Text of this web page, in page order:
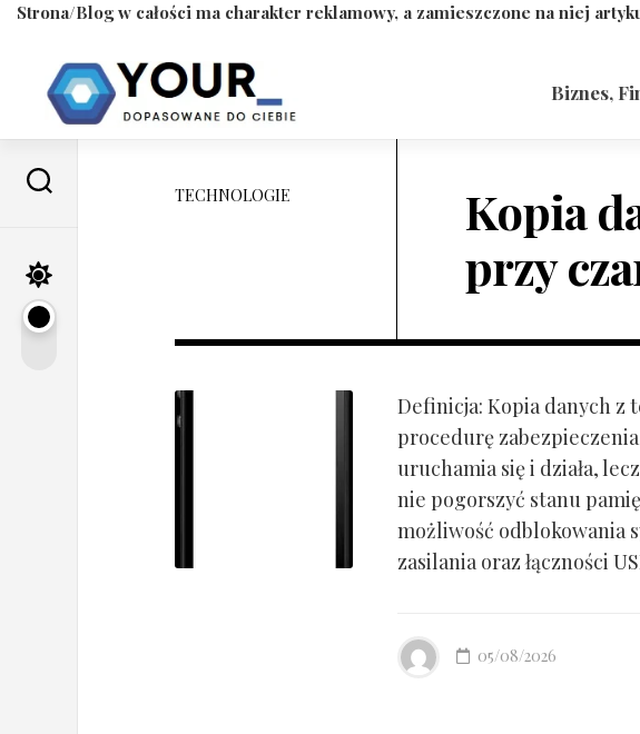
Strona/Blog w całości ma charakter reklamowy, a zamieszczone na niej
content
Biznes,
TECHNOLOGIE
Kopia
przy
Definicja: Kopia danych z
procedurę
uruchamia się i działa,
nie pogorszyć stanu
możliwość odblokowania
zasilania oraz łączności
05/08/2026